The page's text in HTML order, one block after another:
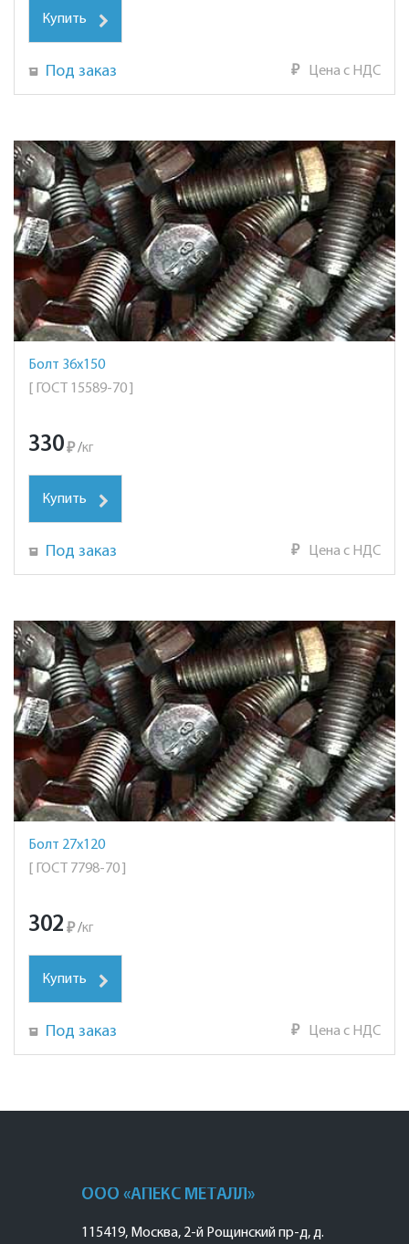
Купить
Под заказ ₽ Цена с НДС
Болт 36х150
[ ГОСТ 15589-70 ]
330₽ /кг
Купить
Под заказ ₽ Цена с НДС
Болт 27х120
[ ГОСТ 7798-70 ]
302 ₽ /кг
Купить
Под заказ ₽ Цена с НДС
ООО «АПЕКС МЕТАЛЛ»
115419, Москва, 2-й Рощинский пр-д, д.